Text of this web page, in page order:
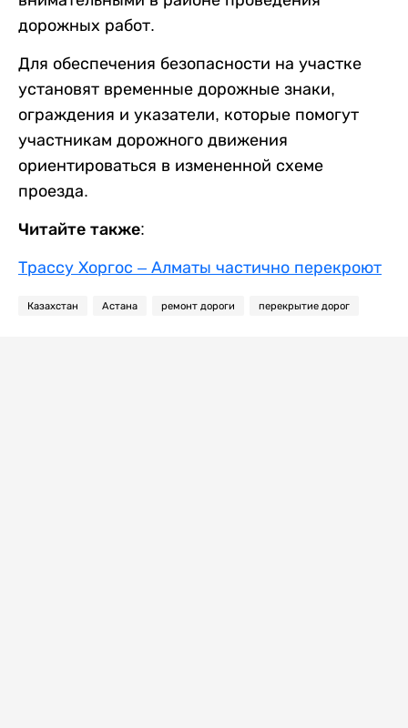
дорожных работ.
Для обеспечения безопасности на участке
установят временные дорожные знаки,
ограждения и указатели, которые помогут
участникам дорожного движения
ориентироваться в измененной схеме
проезда.
Читайте также:
Трассу Хоргос – Алматы частично перекроют
Казахстан Астана ремонт дороги перекрытие дорог